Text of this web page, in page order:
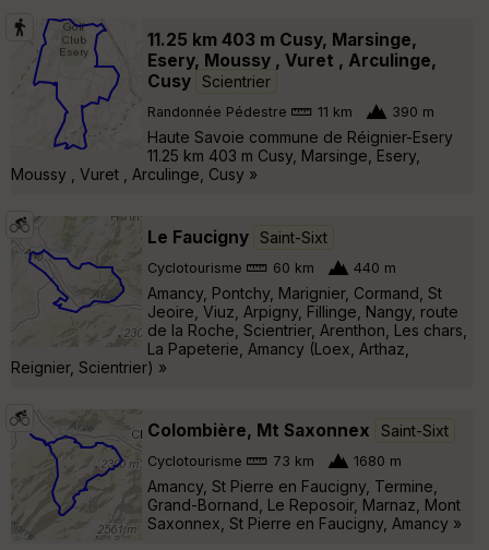
11.25 km 403 m Cusy, Marsinge,
Esery, Moussy , Vuret , Arculinge,
Cusy Scientrier
Randonnée Pédestre 11 km 390 m
Haute Savoie commune de Réignier-Esery
11.25 km 403 m Cusy, Marsinge, Esery,
Moussy , Vuret , Arculinge, Cusy »
Le Faucigny Saint-Sixt
Cyclotourisme 60 km 440 m
Amancy, Pontchy, Marignier, Cormand, St
Jeoire, Viuz, Arpigny, Fillinge, Nangy, route
de la Roche, Scientrier, Arenthon, Les chars,
La Papeterie, Amancy (Loex, Arthaz,
Reignier, Scientrier) »
Colombière, Mt Saxonnex Saint-Sixt
Cyclotourisme 73 km 1680 m
Amancy, St Pierre en Faucigny, Termine,
Grand-Bornand, Le Reposoir, Marnaz, Mont
Saxonnex, St Pierre en Faucigny, Amancy »